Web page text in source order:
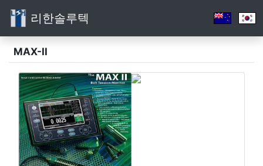
리한솔루텍
MAX-II